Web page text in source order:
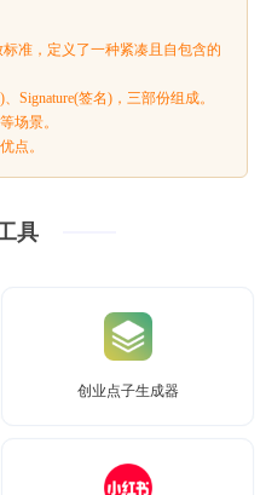
标准，定义了一种紧凑且自包含的
Signature(签名)，三部份组成。
场景。
点。
具
创业点子生成器